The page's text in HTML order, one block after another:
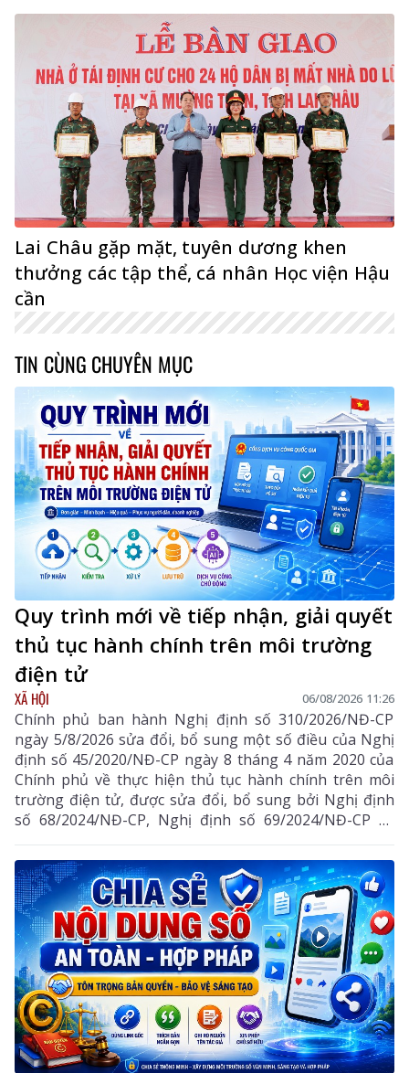
Lai Châu gặp mặt, tuyên dương khen
thưởng các tập thể, cá nhân Học viện Hậu
cần
TIN CÙNG CHUYÊN MỤC
Quy trình mới về tiếp nhận, giải quyết
thủ tục hành chính trên môi trường
điện tử
XÃ HỘI 06/08/2026 11:26
Chính phủ ban hành Nghị định số 310/2026/NĐ-CP
ngày 5/8/2026 sửa đổi, bổ sung một số điều của Nghị
định số 45/2020/NĐ-CP ngày 8 tháng 4 năm 2020 của
Chính phủ về thực hiện thủ tục hành chính trên môi
trường điện tử, được sửa đổi, bổ sung bởi Nghị định
số 68/2024/NĐ-CP, Nghị định số 69/2024/NĐ-CP và
Nghị định số 118/2025/NĐ-CP.